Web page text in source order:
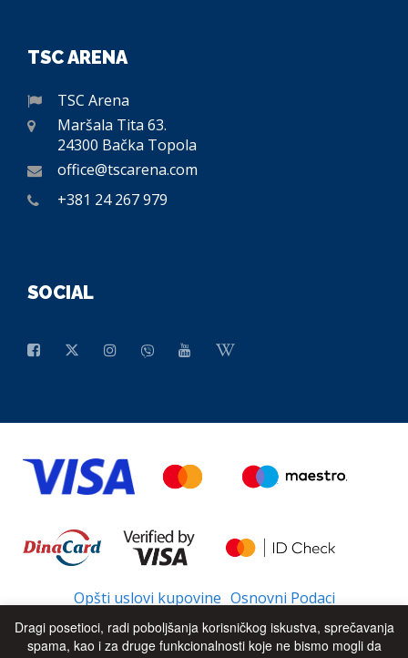
TSC ARENA
TSC Arena
Maršala Tita 63.
24300 Bačka Topola
office@tscarena.com
+381 24 267 979
SOCIAL
Opšti uslovi kupovine Osnovni Podaci
Dragi posetioci, radi poboljšanja korisničkog iskustva, sprečavanja
spama, kao i za druge funkcionalnosti koje ne bismo mogli da